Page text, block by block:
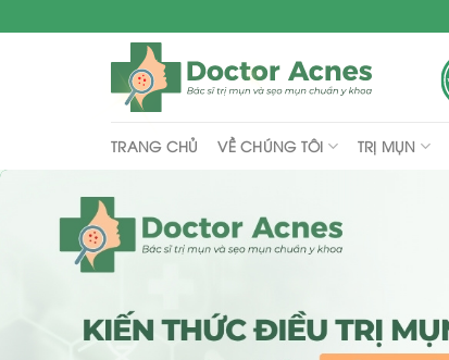
to
TRANG CHỦ VỀ CHÚNG TÔI TRỊ MỤN